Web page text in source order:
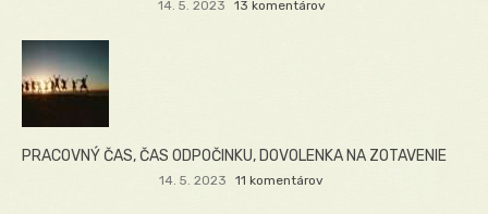
14. 5. 2023 13 komentárov
PRACOVNÝ ČAS, ČAS ODPOČINKU, DOVOLENKA NA ZOTAVENIE
14. 5. 2023 11 komentárov